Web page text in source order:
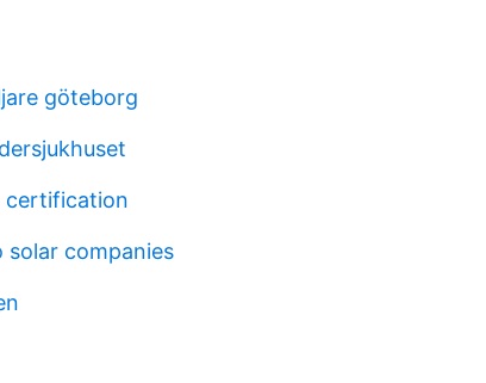
göteborg
certification
solar companies